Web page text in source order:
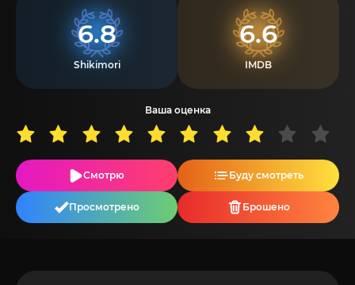
6.8
Shikimori
6.6
IMDB
Ваша оценка
Смотрю Буду смотреть
Просмотрено Брошено